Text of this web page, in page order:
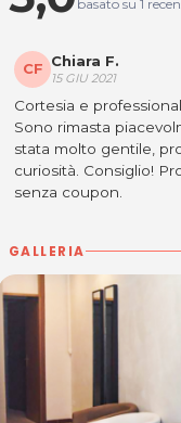
basato su 1
CF Chiara F.
15 GIU 2021
Cortesia e
Sono rimasta
stata molto gentile,
curiosità. Consiglio!
senza coupon.
GALLERIA